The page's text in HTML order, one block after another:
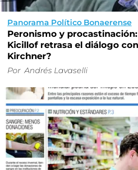
Panorama Político Bonaerense
Peronismo y
Kicillof retrasa el diálogo
Kirchner?
Por Andrés Lavaselli